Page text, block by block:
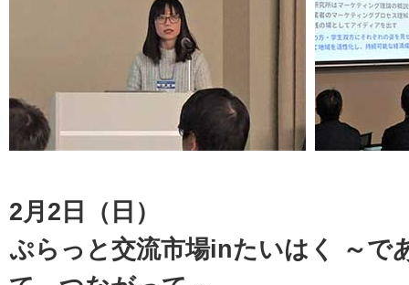
2月2日（日）
ぷらっと交流市場inたいはく ～